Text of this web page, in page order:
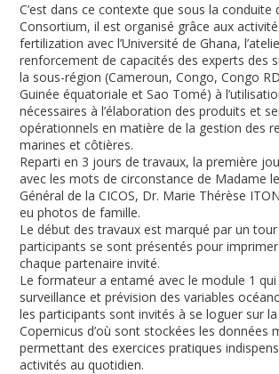
C’est dans ce contexte que sous la conduite
Consortium, il est organisé grâce aux
fertilization avec l’Université de Ghana,
renforcement de capacités des experts des
la sous-région (Cameroun, Congo, Congo
Guinée équatoriale et Sao Tomé) à
nécessaires à l’élaboration des produits et
opérationnels en matière de la gestion des
marines et côtières.
Reparti en 3 jours de travaux, la première
avec les mots de circonstance de Madame
Général de la CICOS, Dr. Marie Thérèse
eu photos de famille.
Le début des travaux est marqué par un
participants se sont présentés pour
chaque partenaire invité.
Le formateur a entamé avec le module 1
surveillance et prévision des variables
les participants sont invités à se loguer sur
Copernicus d’où sont stockées les données
permettant des exercices pratiques
activités au quotidien.